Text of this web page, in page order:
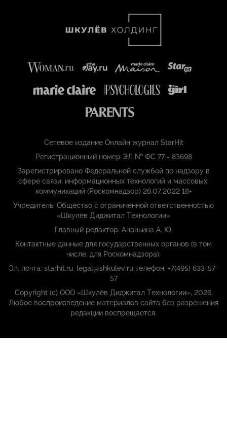
Сетевое издание Онлайн журнал StarHit
Регистрационный номер ЭЛ № ФС 77 - 83698
Зарегистрировано Федеральной службой по надзору в
сфере связи, информационных технологий и массовых,
коммуникаций (Роскомнадзор) 26.07.2022 18+
Учредитель: Общество с ограниченной ответственностью
«Шкулёв Диджитал Технологии»
Главный редактор: Ананьина А. Ю.
Контактные данные для государственных органов (в том
числе, для Роскомнадзора):
Эл. почта: starhit.ru_legal@shkulev.ru телефон: +7(495) 633-57-
57
Copyright (с) ООО «Шкулёв Диджитал Технологии», 2026.
Любое воспроизведение материалов сайта без разрешения
редакции воспрещается.